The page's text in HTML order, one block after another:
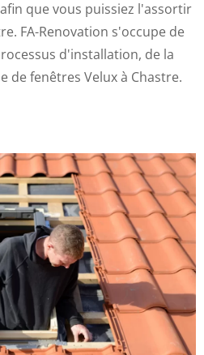
que vous puissiez l'assortir
FA-Renovation s'occupe de
d'installation, de la
de fenêtres Velux à Chastre.